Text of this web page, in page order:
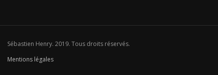
Sébastien Henry. 2019. Tous droits réservés.
Mentions légales